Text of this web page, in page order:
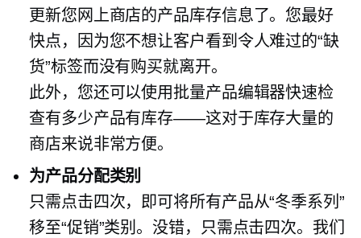
更新您网上商店的产品库存信息了。您最好
快点，因为您不想让客户看到令人难过的“缺
货”标签而没有购买就离开。
此外，您还可以使用批量产品编辑器快速检
查有多少产品有库存——这对于库存大量的
商店来说非常方便。
为产品分配类别
只需点击四次，即可将所有产品从“冬季系列”
移至“促销”类别。没错，只需点击四次。我们